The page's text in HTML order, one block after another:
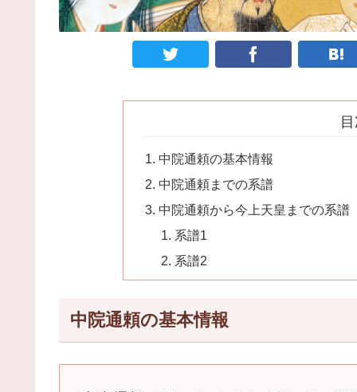
中院通頼の基本情報
中院通頼までの系譜
中院通頼から今上天皇までの系譜
系譜1
系譜2
中院通頼の基本情報